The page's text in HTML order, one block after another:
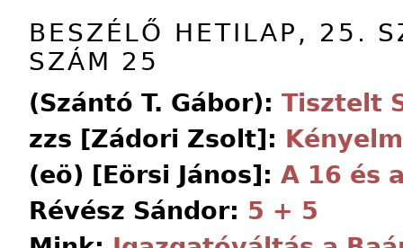
BESZÉLŐ HETILAP, 25.
SZÁM 25
(Szántó T. Gábor): Tisztelt
zzs [Zádori Zsolt]:
(eö) [Eörsi János]: A 16 és
Révész Sándor: 5 + 5